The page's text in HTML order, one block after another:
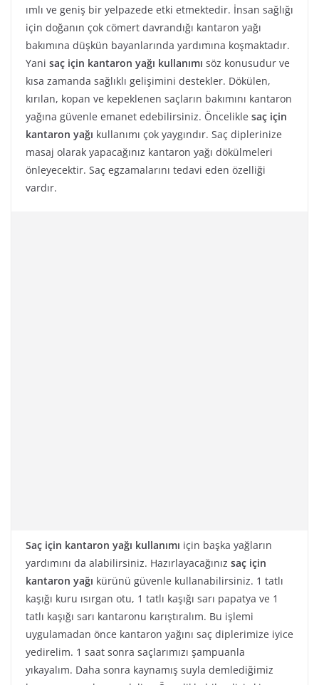
ımlı ve geniş bir yelpazede etki etmektedir. İnsan sağlığı
için doğanın çok cömert davrandığı kantaron yağı
bakımına düşkün bayanlarında yardımına koşmaktadır.
Yani saç için kantaron yağı kullanımı söz konusudur ve
kısa zamanda sağlıklı gelişimini destekler. Dökülen,
kırılan, kopan ve kepeklenen saçların bakımını kantaron
yağına güvenle emanet edebilirsiniz. Öncelikle saç için
kantaron yağı kullanımı çok yaygındır. Saç diplerinize
masaj olarak yapacağınız kantaron yağı dökülmeleri
önleyecektir. Saç egzamalarını tedavi eden özelliği
vardır.
Saç için kantaron yağı kullanımı için başka yağların
yardımını da alabilirsiniz. Hazırlayacağınız saç için
kantaron yağı kürünü güvenle kullanabilirsiniz. 1 tatlı
kaşığı kuru ısırgan otu, 1 tatlı kaşığı sarı papatya ve 1
tatlı kaşığı sarı kantaronu karıştıralım. Bu işlemi
uygulamadan önce kantaron yağını saç diplerimize iyice
yedirelim. 1 saat sonra saçlarımızı şampuanla
yıkayalım. Daha sonra kaynamış suyla demlediğimiz